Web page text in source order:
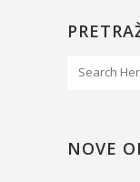
NOVE